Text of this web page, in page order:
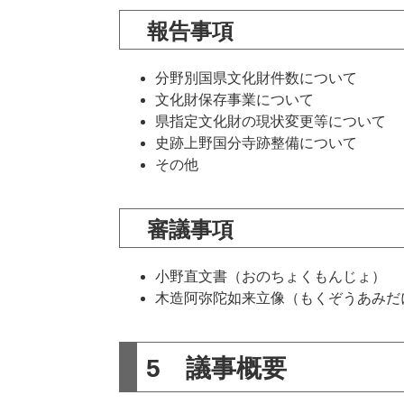
報告事項
分野別国県文化財件数について
文化財保存事業について
県指定文化財の現状変更等について
史跡上野国分寺跡整備について
その他
審議事項
小野直文書（おのちょくもんじょ）
木造阿弥陀如来立像（もくぞうあみだ
5 議事概要